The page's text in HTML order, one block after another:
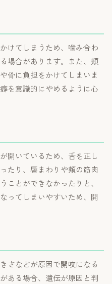
けてしまうため、噛み合わ
場合があります。また、頬
骨に負担をかけてしまいま
を意識的にやめるように心
開いているため、舌を正し
たり、唇まわりや頬の筋肉
ことができなかったりと、
ってしまいやすいため、開
さなどが原因で開咬になる
ある場合、遺伝が原因と判